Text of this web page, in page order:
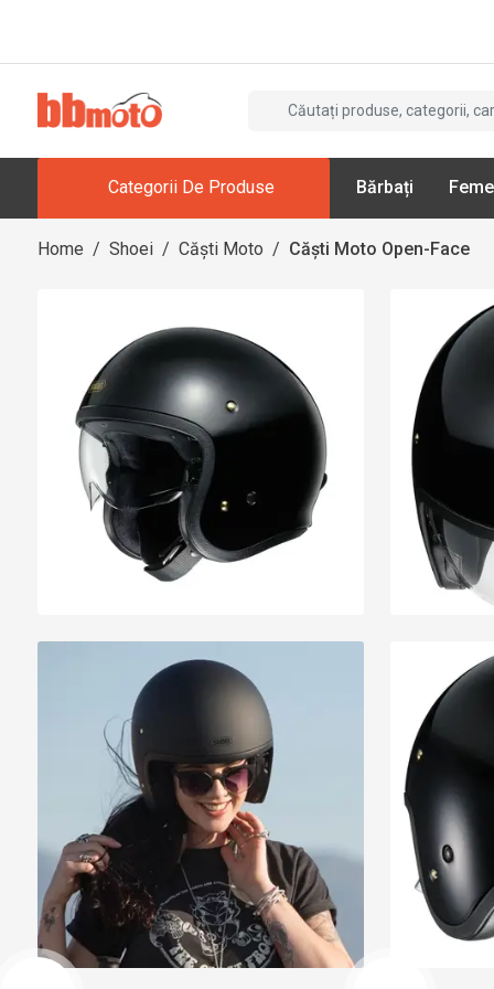
Categorii De Produse Bărbați
Home / Shoei / Căști Moto / Căști Moto Open-Face